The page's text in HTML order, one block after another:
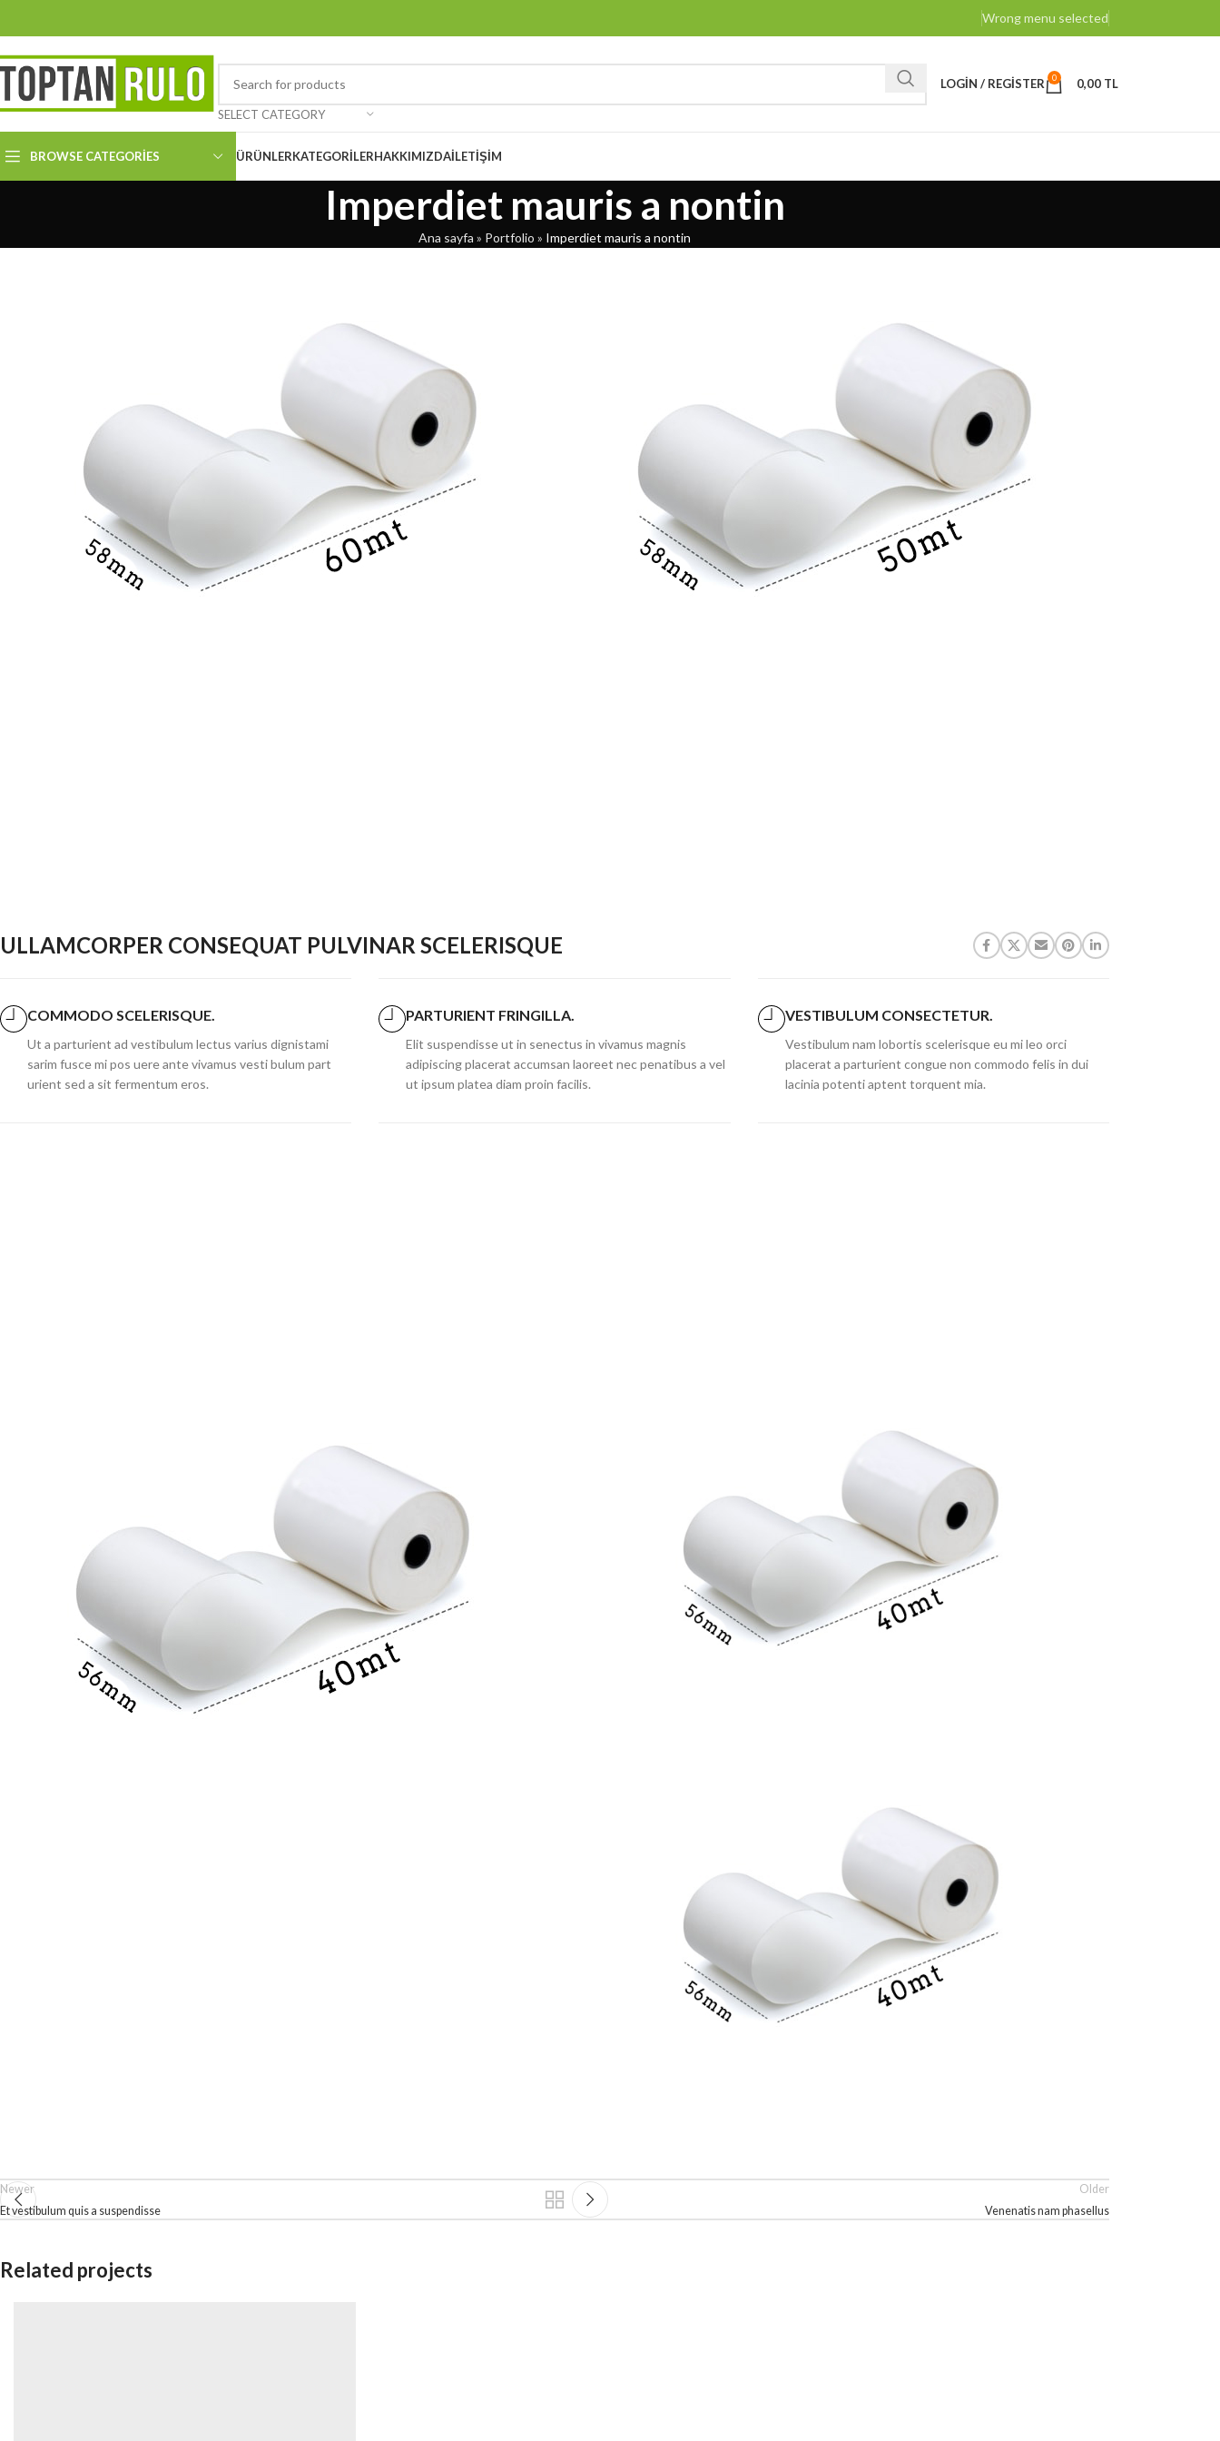
Wrong menu selected
SELECT CATEGORY
LOGIN / REGISTER 0 0,00 TL
BROWSE CATEGORIES ÜRÜNLERKATEGORILERHAKKIMIZDAİLETIŞIM
Imperdiet mauris a nontin
Ana sayfa » Portfolio » Imperdiet mauris a nontin
ULLAMCORPER CONSEQUAT PULVINAR SCELERISQUE
COMMODO SCELERISQUE.
Ut a parturient ad vestibulum lectus varius dignistami
sarim fusce mi pos uere ante vivamus vesti bulum part
urient sed a sit fermentum eros.
PARTURIENT FRINGILLA.
Elit suspendisse ut in senectus in vivamus magnis
adipiscing placerat accumsan laoreet nec penatibus a vel
ut ipsum platea diam proin facilis.
VESTIBULUM CONSECTETUR.
Vestibulum nam lobortis scelerisque eu mi leo orci
placerat a parturient congue non commodo felis in dui
lacinia potenti aptent torquent mia.
Newer
Et vestibulum quis a suspendisse
Older
Venenatis nam phasellus
Related projects